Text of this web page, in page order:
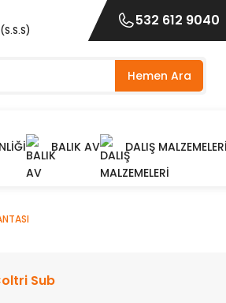
532 612 9040
Hemen Ara
BALIK AV DALIŞ MALZEMELERİ
Sub